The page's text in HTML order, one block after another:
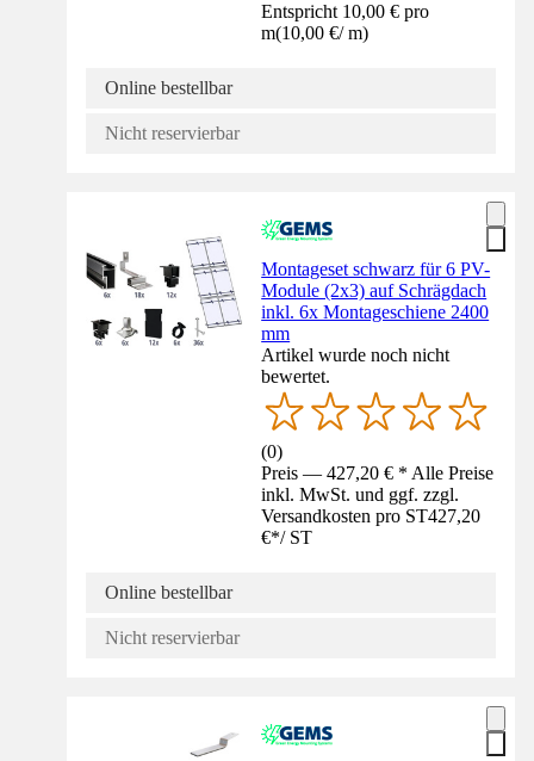
Entspricht 10,00 € pro
m(10,00 €/ m)
Online bestellbar
Nicht reservierbar
Montageset schwarz für 6 PV-
Module (2x3) auf Schrägdach
inkl. 6x Montageschiene 2400
mm
Artikel wurde noch nicht
bewertet.
(0)
Preis — 427,20 € * Alle Preise
inkl. MwSt. und ggf. zzgl.
Versandkosten pro ST427,20
€*/ ST
Online bestellbar
Nicht reservierbar